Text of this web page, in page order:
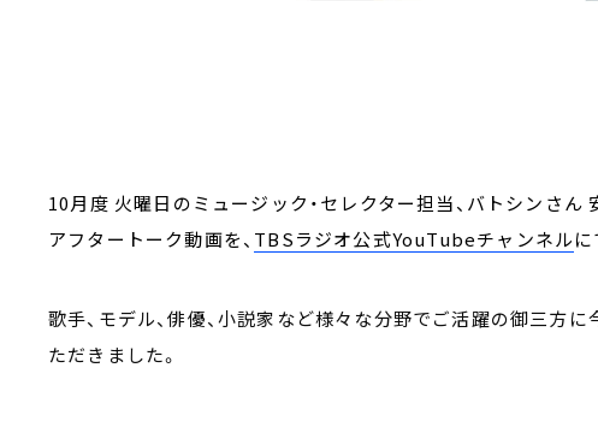
10月度 火曜日のミュージック・セレクター担当、バトシンさん
アフタートーク動画を、 TBSラジオ公式YouTubeチャンネルに
歌手、モデル、俳優、小説家など様々な分野でご活躍の御三方
ただきました。